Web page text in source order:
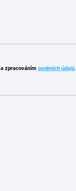
a zpracováním osobních údajů.